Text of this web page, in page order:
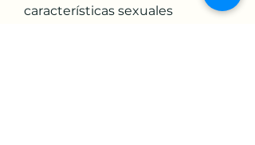
características sexuales